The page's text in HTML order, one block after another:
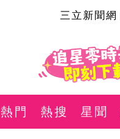
三立新聞網
熱門 熱搜 星聞